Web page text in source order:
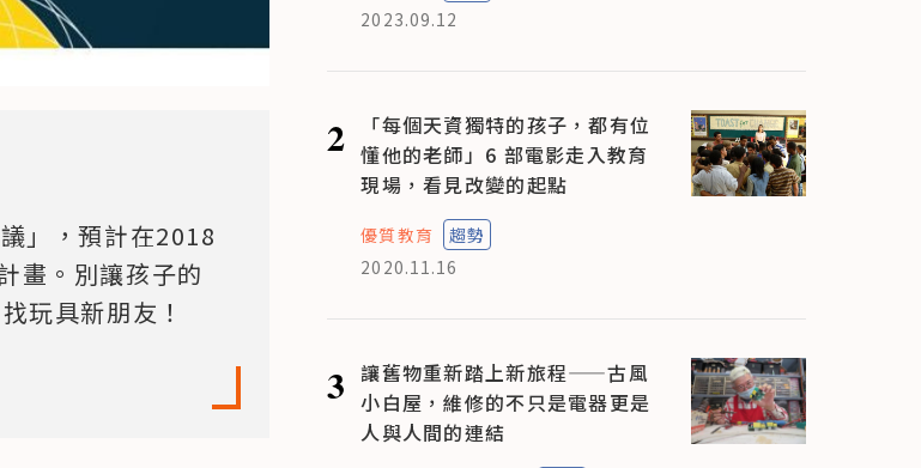
」，預計在2018
畫。別讓孩子的
玩具新朋友！
2023.09.12
2
「每個天資獨特的孩子，都有位
懂他的老師」6 部電影走入教育
現場，看見改變的起點
優質教育
趨勢
2020.11.16
3
讓舊物重新踏上新旅程——古風
小白屋，維修的不只是電器更是
人與人間的連結